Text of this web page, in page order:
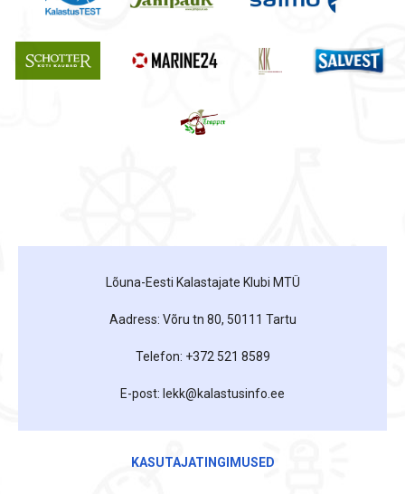
Lõuna-Eesti Kalastajate Klubi MTÜ
Aadress: Võru tn 80, 50111 Tartu
Telefon: +372 521 8589
E-post: lekk@kalastusinfo.ee
KASUTAJATINGIMUSED